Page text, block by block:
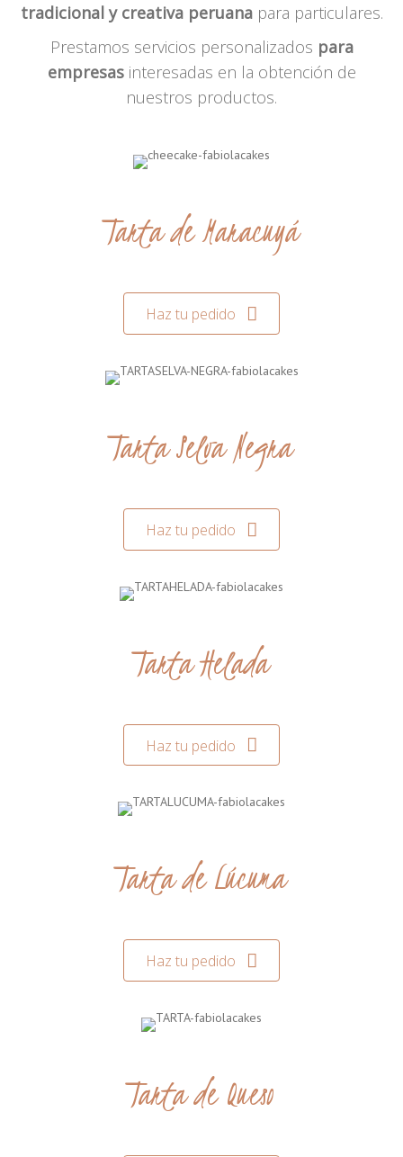
tradicional y creativa peruanapara particulares.
Prestamos servicios personalizados para
empresasinteresadas en la obtención de
nuestros productos.
Tarta de Maracuyá
Haz tu pedido
Tarta Selva Negra
Haz tu pedido
Tarta Helada
Haz tu pedido
Tarta de Lúcuma
Haz tu pedido
Tarta de Queso